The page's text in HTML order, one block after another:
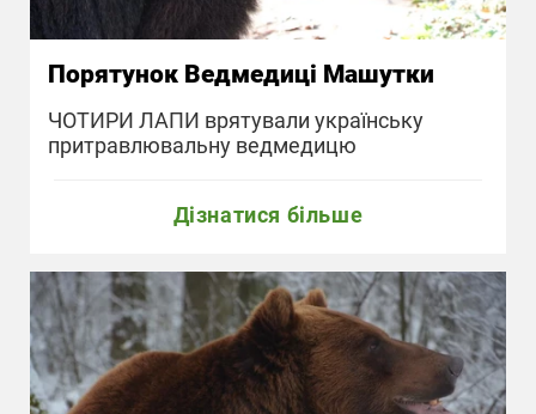
Порятунок Ведмедиці Машутки
ЧОТИРИ ЛАПИ врятували українську
притравлювальну ведмедицю
Дізнатися більше